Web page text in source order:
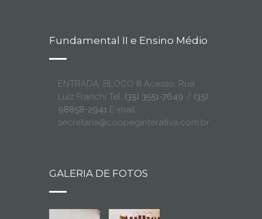
Fundamental II e Ensino Médio
ENTRADA: BLOCO III Acesso: Rua
Luiz Franchi Tel: (35) 3551-7649 / (35)
98858-2941 E-mail:
secretaria@coopeginterativa.com.br
GALERIA DE FOTOS